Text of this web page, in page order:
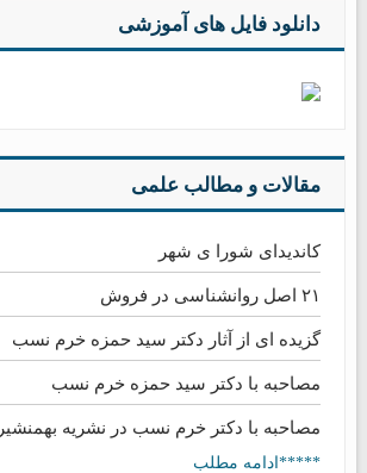
دانلود فایل های آموزشی
مقالات و مطالب علمی
کاندیدای شورا ی شهر
۲۱ اصل روانشناسی در فروش
گزیده ای از آثار دکتر سید حمزه خرم نسب
مصاحبه با دکتر سید حمزه خرم نسب
مصاحبه با دکتر خرم نسب در نشریه بهمنشیر
*****ادامه مطلب